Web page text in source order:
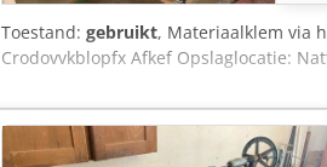
Toestand: gebruikt, Materiaalklem via
Crodovvkblopfx Afkef Opslaglocatie: